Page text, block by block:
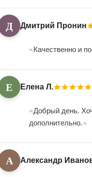
Д Дмитрий Пронин
Качественно и
Е Елена Л.
Добрый день.
дополнительно.
А Александр